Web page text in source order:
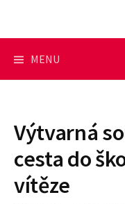
s
MENU
Výtvarná
cesta do
vítěze